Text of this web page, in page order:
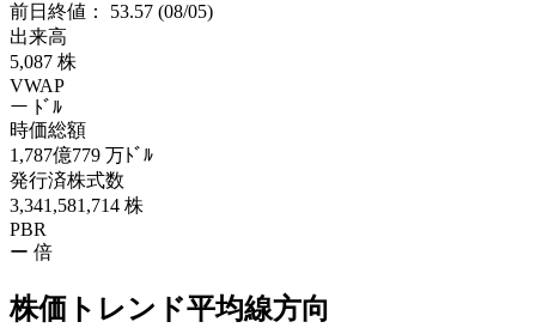
前日終値： 53.57 (08/05)
出来高
5,087 株
VWAP
ー ﾄﾞﾙ
時価総額
1,787億779 万ﾄﾞﾙ
発行済株式数
3,341,581,714 株
PBR
ー 倍
株価トレンド平均線方向